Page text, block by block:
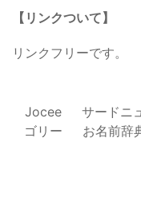
【リンクついて】
リンクフリーです。
Jocee サードニ
ゴリー
お名前辞